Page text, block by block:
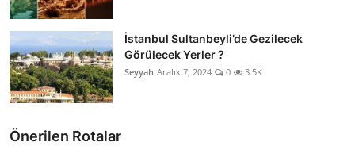
İstanbul Sultanbeyli’de Gezilecek
Görülecek Yerler ?
Seyyah Aralık 7, 2024 0 3.5K
Önerilen Rotalar